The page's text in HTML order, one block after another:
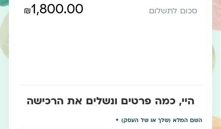
סכום לתשלום ₪1,800.00
היי, כמה פרטים ונשלים את הרכישה
השם המלא (שלך או של העסק)